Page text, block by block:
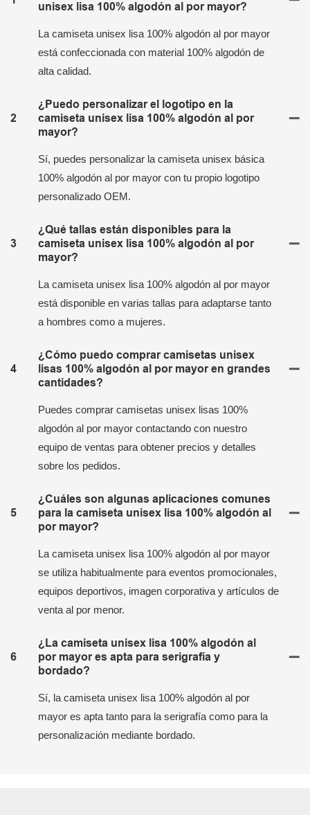
unisex lisa 100% algodón al por mayor?
La camiseta unisex lisa 100% algodón al por mayor
está confeccionada con material 100% algodón de
alta calidad.
2
¿Puedo personalizar el logotipo en la
camiseta unisex lisa 100% algodón al por
mayor?
Sí, puedes personalizar la camiseta unisex básica
100% algodón al por mayor con tu propio logotipo
personalizado OEM.
3
¿Qué tallas están disponibles para la
camiseta unisex lisa 100% algodón al por
mayor?
La camiseta unisex lisa 100% algodón al por mayor
está disponible en varias tallas para adaptarse tanto
a hombres como a mujeres.
4
¿Cómo puedo comprar camisetas unisex
lisas 100% algodón al por mayor en grandes
cantidades?
Puedes comprar camisetas unisex lisas 100%
algodón al por mayor contactando con nuestro
equipo de ventas para obtener precios y detalles
sobre los pedidos.
5
¿Cuáles son algunas aplicaciones comunes
para la camiseta unisex lisa 100% algodón al
por mayor?
La camiseta unisex lisa 100% algodón al por mayor
se utiliza habitualmente para eventos promocionales,
equipos deportivos, imagen corporativa y artículos de
venta al por menor.
6
¿La camiseta unisex lisa 100% algodón al
por mayor es apta para serigrafía y
bordado?
Sí, la camiseta unisex lisa 100% algodón al por
mayor es apta tanto para la serigrafía como para la
personalización mediante bordado.